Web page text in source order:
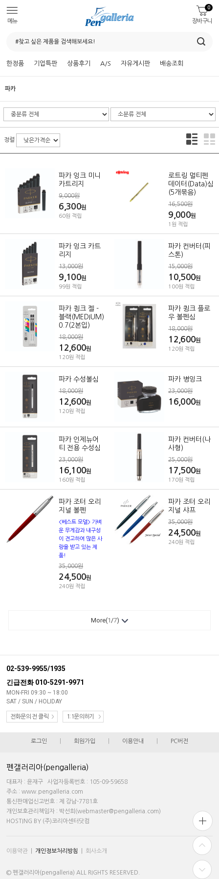
메뉴 장바구니
0
한정품 기업특판 상품후기 A/S 자유게시판 배송조회
파카
정렬
파카 잉크 미니
카트리지
9,000원
6,300원
60원 적립
로트링 멀티펜
데이터(Data)심
(5개묶음)
16,500원
9,000원
1원 적립
파카 잉크 카트
리지
13,000원
9,100원
99원 적립
파카 컨버터(피
스톤)
15,000원
10,500원
100원 적립
파카 큉크 젤 -
블랙(MEDIUM)
0.7(2본입)
18,000원
12,600원
120원 적립
파카 큉크 플로
우 볼펜심
18,000원
12,600원
120원 적립
파카 수성볼심
18,000원
12,600원
120원 적립
파카 병잉크
23,000원
16,000원
파카 인제뉴어
티 전용 수성심
23,000원
16,100원
160원 적립
파카 컨버터(나
사형)
25,000원
17,500원
170원 적립
파카 조터 오리
지널 볼펜
<베스트 모델> 가벼
운 무게감과 내구성
이 견고하여 많은 사
랑을 받고 있는 제
품!
35,000원
24,500원
240원 적립
파카 조터 오리
지널 샤프
35,000원
24,500원
240원 적립
More(1/7)
02-539-9955/1935
긴급전화 010-5291-9971
MON-FRI 09:30 ~ 18:00
SAT / SUN / HOLIDAY
전화문의 전 클릭 1:1문의하기
로그인 회원가입 이용안내 PC버전
펜갤러리아(pengalleria)
대표자 : 윤재구 사업자등록번호 : 105-09-59658
주소 : www.pengalleria.com
통신판매업신고번호 : 제 강남-7781호
개인보호관리책임자 : 박선희(webmaster@pengalleria.com)
HOSTING BY (주)코리아센터닷컴
이용약관 개인정보처리방침 회사소개
© 펜갤러리아(pengalleria) ALL RIGHTS RESERVED.